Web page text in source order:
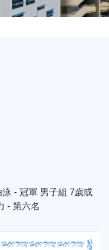
- 冠軍 男子組 7歲或
- 第六名